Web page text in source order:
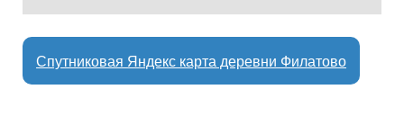
Спутниковая Яндекс карта деревни Филатово